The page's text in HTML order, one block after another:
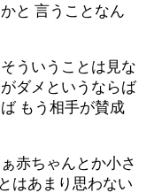
と 言うことなん
ういうことは見な
ダメというならば
もう相手が賛成
赤ちゃんとか小さ
はあまり思わない